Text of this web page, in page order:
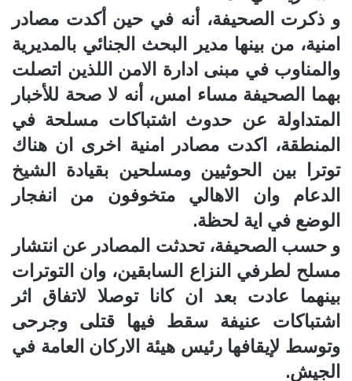
و ذكرت الصحيفة، أنه في حين أكدت مصادر
امنية، من بينها مدير البحث الجنائي بالمديرية
والمناوب في مبنى ادارة الامن اللذين اتصلت
بهما الصحيفة مساء امس، أنه لا صحة للأخبار
المتداولة عن حدوث اشتباكات مسلحة في
المنطقة، اكدت مصادر امنية اخرى ان هناك
توترا بين الحوثيين ومسلحين بقيادة الشيخ
الدعام وان الاهالي متخوفون من انفجار
الوضع في اية لحظة.
و حسب الصحيفة، تحدثت المصادر عن انتشار
مسلح لطرفي النزاع السابقين، وان التوترات
بينهما عادت بعد ان كانا توصلا لاتفاق اثر
اشتباكات عنيفة سقط فيها قتلى وجرحى
وتوسط لإيقافها رئيس هيئة الاركان العامة في
الجيش.